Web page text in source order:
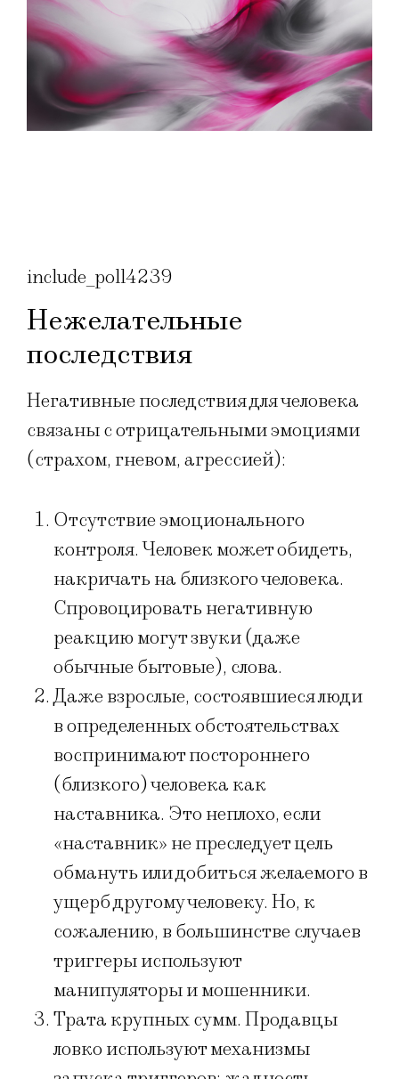
include_poll4239
Нежелательные
последствия
Негативные последствия для человека
связаны с отрицательными эмоциями
(страхом, гневом, агрессией):
Отсутствие эмоционального
контроля. Человек может обидеть,
накричать на близкого человека.
Спровоцировать негативную
реакцию могут звуки (даже
обычные бытовые), слова.
Даже взрослые, состоявшиеся люди
в определенных обстоятельствах
воспринимают постороннего
(близкого) человека как
наставника. Это неплохо, если
«наставник» не преследует цель
обмануть или добиться желаемого в
ущерб другому человеку. Но, к
сожалению, в большинстве случаев
триггеры используют
манипуляторы и мошенники.
Трата крупных сумм. Продавцы
ловко используют механизмы